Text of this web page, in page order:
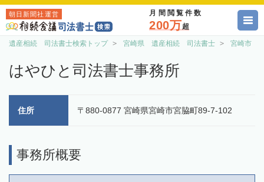
朝日新聞社運営 月間閲覧件数
200万超
遺産相続 司法書士検索トップ 宮崎県 遺産相続 司法書士 宮崎市
はやひと司法書士事務所
住所 〒880-0877 宮崎県宮崎市宮脇町89-7-102
事務所概要